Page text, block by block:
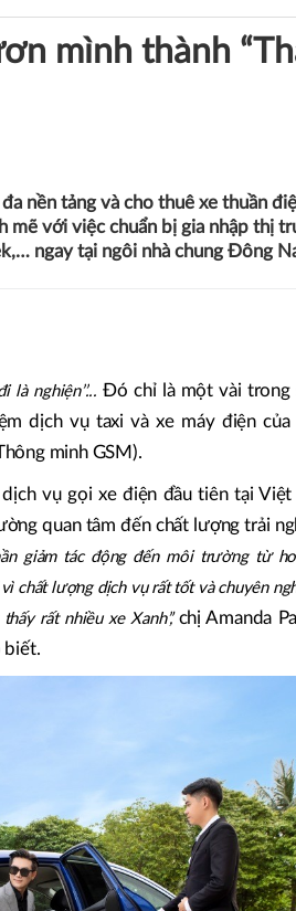
mình thành
nền tảng và cho thuê xe thuần
mẽ với việc chuẩn bị gia nhập thị
ngay tại ngôi nhà chung Đông
là nghiện’’...Đó chỉ là một vài trong
dịch vụ taxi và xe máy điện của
minh GSM).
vụ gọi xe điện đầu tiên tại Việt
quan tâm đến chất lượng trải
giảm tác động đến môi trường từ
chất lượng dịch vụ rất tốt và chuyên
rất nhiều xe Xanh”,chị Amanda
biết.